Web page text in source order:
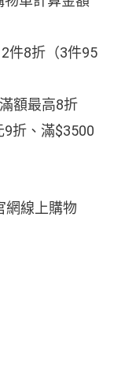
件8折（3件95
額最高8折
折、滿$3500
網線上購物